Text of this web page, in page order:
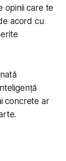
opinii care te
acord cu
concrete ar